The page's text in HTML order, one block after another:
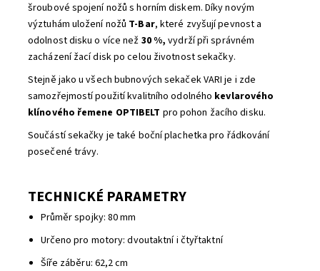
šroubové spojení nožů s horním diskem. Díky novým
výztuhám uložení nožů T-Bar, které zvyšují pevnost a
odolnost disku o více než 30 %, vydrží při správném
zacházení žací disk po celou životnost sekačky.
Stejně jako u všech bubnových sekaček VARI je i zde
samozřejmostí použití kvalitního odolného kevlarového
klínového řemene OPTIBELT pro pohon žacího disku.
Součástí sekačky je také boční plachetka pro řádkování
posečené trávy.
TECHNICKÉ PARAMETRY
Průměr spojky: 80 mm
Určeno pro motory: dvoutaktní i čtyřtaktní
Šíře záběru: 62,2 cm